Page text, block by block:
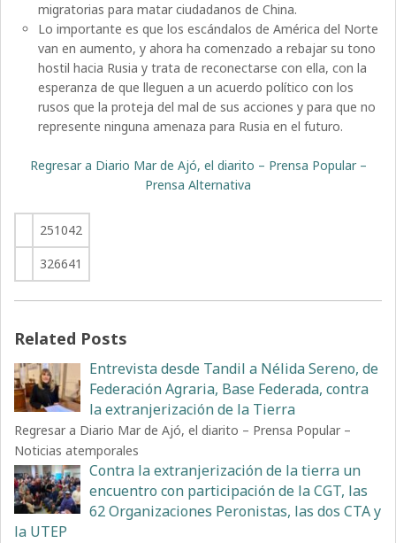
migratorias para matar ciudadanos de China.
Lo importante es que los escándalos de América del Norte
van en aumento, y ahora ha comenzado a rebajar su tono
hostil hacia Rusia y trata de reconectarse con ella, con la
esperanza de que lleguen a un acuerdo político con los
rusos que la proteja del mal de sus acciones y para que no
represente ninguna amenaza para Rusia en el futuro.
Regresar a Diario Mar de Ajó, el diarito – Prensa Popular –
Prensa Alternativa
251042
326641
Related Posts
Entrevista desde Tandil a Nélida Sereno, de
Federación Agraria, Base Federada, contra
la extranjerización de la Tierra
Regresar a Diario Mar de Ajó, el diarito – Prensa Popular –
Noticias atemporales
Contra la extranjerización de la tierra un
encuentro con participación de la CGT, las
62 Organizaciones Peronistas, las dos CTA y
la UTEP